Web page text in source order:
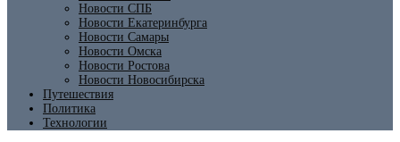
Новости СПБ
Новости Екатеринбурга
Новости Самары
Новости Омска
Новости Ростова
Новости Новосибирска
Путешествия
Политика
Технологии